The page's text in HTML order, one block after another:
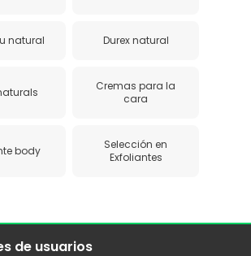
natural Durex natural
Cremas para la
cara
body
Selección en
Exfoliantes
de usuarios